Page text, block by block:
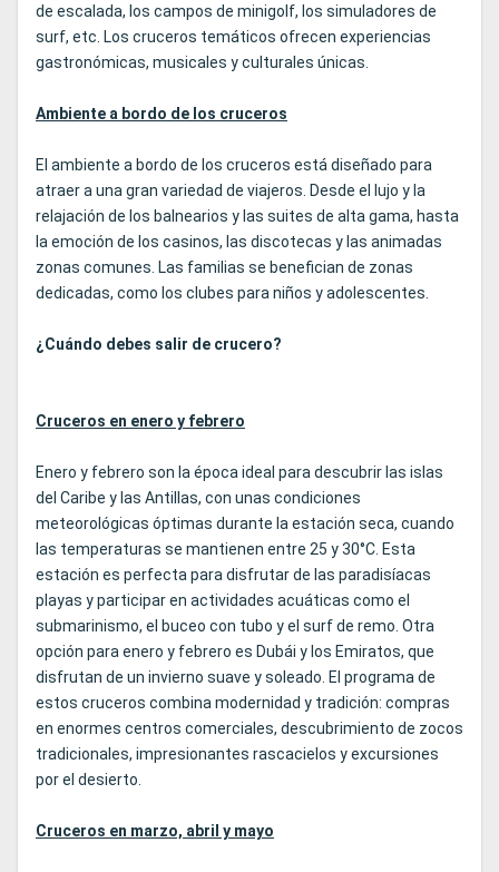
de escalada, los campos de minigolf, los simuladores de
surf, etc. Los cruceros temáticos ofrecen experiencias
gastronómicas, musicales y culturales únicas.
Ambiente a bordo de los cruceros
El ambiente a bordo de los cruceros está diseñado para
atraer a una gran variedad de viajeros. Desde el lujo y la
relajación de los balnearios y las suites de alta gama, hasta
la emoción de los casinos, las discotecas y las animadas
zonas comunes. Las familias se benefician de zonas
dedicadas, como los clubes para niños y adolescentes.
¿Cuándo debes salir de crucero?
Cruceros en enero y febrero
Enero y febrero son la época ideal para descubrir las islas
del Caribe y las Antillas, con unas condiciones
meteorológicas óptimas durante la estación seca, cuando
las temperaturas se mantienen entre 25 y 30°C. Esta
estación es perfecta para disfrutar de las paradisíacas
playas y participar en actividades acuáticas como el
submarinismo, el buceo con tubo y el surf de remo. Otra
opción para enero y febrero es Dubái y los Emiratos, que
disfrutan de un invierno suave y soleado. El programa de
estos cruceros combina modernidad y tradición: compras
en enormes centros comerciales, descubrimiento de zocos
tradicionales, impresionantes rascacielos y excursiones
por el desierto.
Cruceros en marzo, abril y mayo